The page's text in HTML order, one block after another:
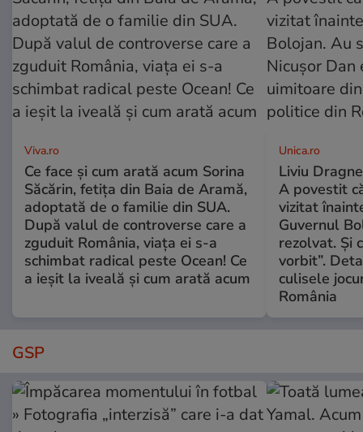
Viva.ro
Ce face și cum arată acum Sorina
Săcărin, fetița din Baia de Aramă,
adoptată de o familie din SUA.
După valul de controverse care a
zguduit România, viața ei s-a
schimbat radical peste Ocean! Ce
a ieșit la iveală și cum arată acum
Unica.ro
Liviu
A povestit
vizitat
Guvernul
rezolvat. Și
vorbit”.
culisele
România
GSP